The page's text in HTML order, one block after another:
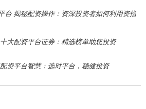
台 揭秘配资操作：资深投资者如何利用资指
大配资平台证券：精选榜单助您投资
情 正规配资平台智慧：选对平台，稳健投资